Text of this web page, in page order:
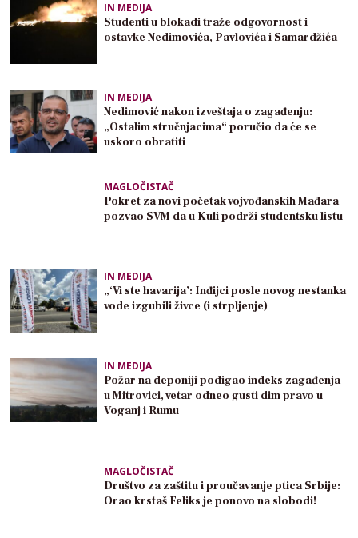
IN MEDIJA
Studenti u blokadi traže odgovornost i
ostavke Nedimovića, Pavlovića i Samardžića
IN MEDIJA
Nedimović nakon izveštaja o zagađenju:
„Ostalim stručnjacima“ poručio da će se
uskoro obratiti
MAGLOČISTAČ
Pokret za novi početak vojvođanskih Mađara
pozvao SVM da u Kuli podrži studentsku listu
IN MEDIJA
„‘Vi ste havarija’: Inđijci posle novog nestanka
vode izgubili živce (i strpljenje)
IN MEDIJA
Požar na deponiji podigao indeks zagađenja
u Mitrovici, vetar odneo gusti dim pravo u
Voganj i Rumu
MAGLOČISTAČ
Društvo za zaštitu i proučavanje ptica Srbije:
Orao krstaš Feliks je ponovo na slobodi!